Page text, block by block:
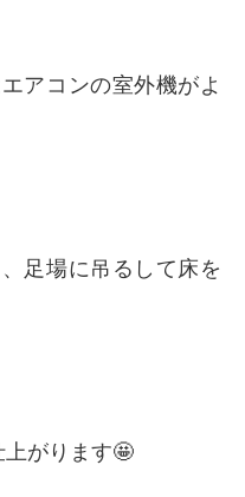
アコンの室外機がよ
足場に吊るして床を
がります🤩